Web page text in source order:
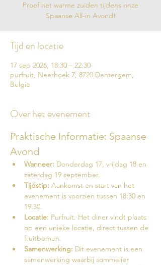
Proef het warme zuiden tijdens onze
Spaanse All-in Avond!
Tijd en locatie
17 sep 2026, 18:30 – 22:30
purfruit, Neerhoek 7, 8720 Dentergem,
België
Over het evenement
Praktische Informatie: Spaanse
Avond
Wanneer: Donderdag 17, vrijdag 18 en
zaterdag 19 september.
Tijdstip: Aankomst en start van het
evenement is voorzien tussen 18:30 en
19:30.
Locatie: Purfruit. Het diner vindt plaats
op een unieke locatie, direct tussen de
fruitbomen.
Samenwerking: Dit evenement is een
samenwerking waarbij sommelier